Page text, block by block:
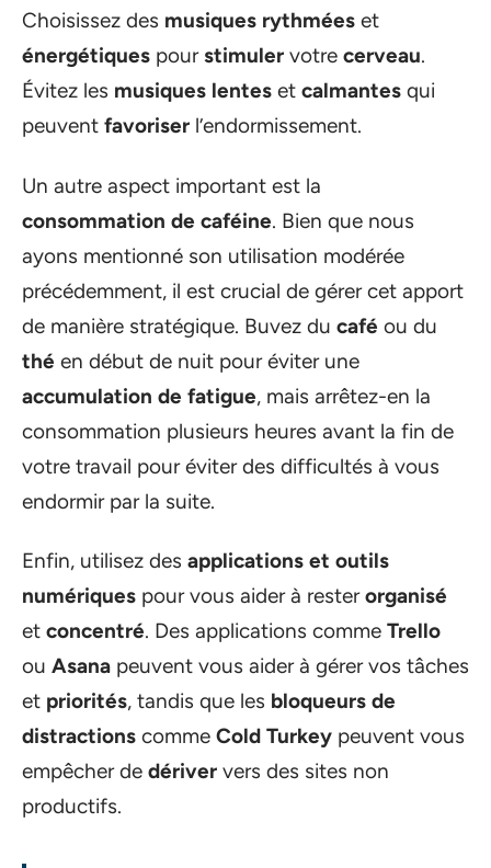
Choisissez des musiques rythmées et
énergétiques pourstimuler votre cerveau.
Évitez les musiques lentes et calmantes qui
peuvent favoriser l’endormissement.
Un autre aspect important est la
consommation de caféine. Bien que nous
ayons mentionné son utilisation modérée
précédemment, il est crucial de gérer cet apport
de manière stratégique. Buvez du café ou du
thé en début de nuit pour éviter une
accumulation de fatigue, mais arrêtez-en la
consommation plusieurs heures avant la fin de
votre travail pour éviter des difficultés à vous
endormir par la suite.
Enfin, utilisez des applications et outils
numériques pour vous aider à resterorganisé
et concentré. Des applications comme Trello
ou Asana peuvent vous aider à gérer vos tâches
et priorités, tandis que les bloqueurs de
distractions comme Cold Turkey peuvent vous
empêcher de dériver vers des sites non
productifs.